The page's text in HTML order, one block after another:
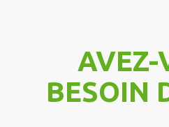
AVEZ-
BESOIN